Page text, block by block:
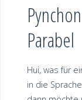
Parabel
Hui, was für
in die